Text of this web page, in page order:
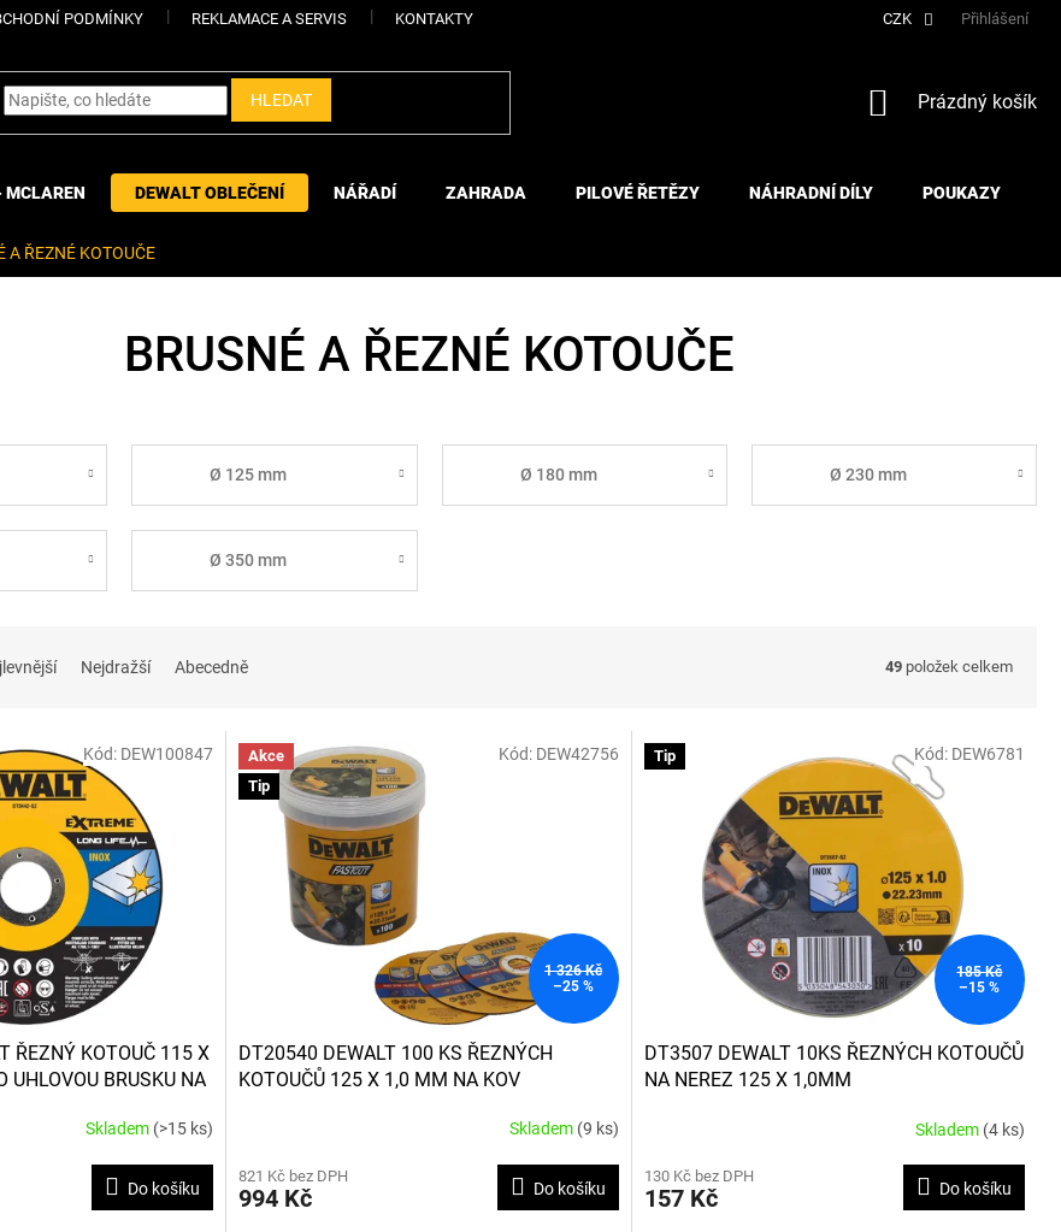
PODMÍNKY REKLAMACE A SERVIS KONTAKTY CZK Přihlášení
HLEDAT
NÁKUPNÍ
Prázdný košík
MCLAREN DEWALT OBLEČENÍ NÁŘADÍ ZAHRADA PILOVÉ ŘETĚZY NÁHRADNÍ DÍLY POUKAZY
A ŘEZNÉ KOTOUČE
BRUSNÉ A ŘEZNÉ KOTOUČE
Ø 125 mm Ø 180 mm Ø 230 mm
Ø 350 mm
Nejdražší Abecedně 49 položek celkem
ŘEZNÝ KOTOUČ 115 X
UHLOVOU BRUSKU NA
Skladem (>15 ks)
Do košíku
Kód: DEW100847
Akce
Tip
1 326 Kč
–25 %
DT20540 DEWALT 100 KS ŘEZNÝCH
KOTOUČŮ 125 X 1,0 MM NA KOV
Skladem (9 ks)
821 Kč bez DPH
994 Kč Do košíku
Kód: DEW42756 Tip
185 Kč
–15 %
DT3507 DEWALT 10KS ŘEZNÝCH KOTOUČŮ
NA NEREZ 125 X 1,0MM
Skladem (4 ks)
130 Kč bez DPH
157 Kč Do košíku
Kód: DEW6781